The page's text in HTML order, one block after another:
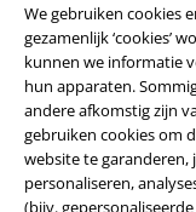
We gebruiken cookies
gezamenlijk ‘cookies’
kunnen we informatie
hun apparaten.
andere afkomstig zijn
gebruiken cookies om
website te
personaliseren,
(bijv.